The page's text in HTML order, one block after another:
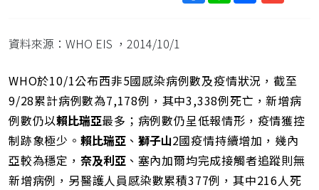
址
資料來源：WHO EIS ，2014/10/1
WHO於10/1公布西非5國感染病例數及疫情狀況，截至
9/28累計病例數為7,178例，其中3,338例死亡，新增病
例數仍以賴比瑞亞最多；病例數仍呈低報情形，疫情獲控
制跡象極少。 賴比瑞亞、 獅子山2國疫情持續增加，幾內
亞較為穩定， 奈及利亞、塞內加爾均完成接觸者追蹤則無
新增病例，另醫護人員感染數累積377例，其中216人死